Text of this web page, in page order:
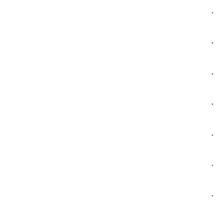
.
.
.
.
.
.
.